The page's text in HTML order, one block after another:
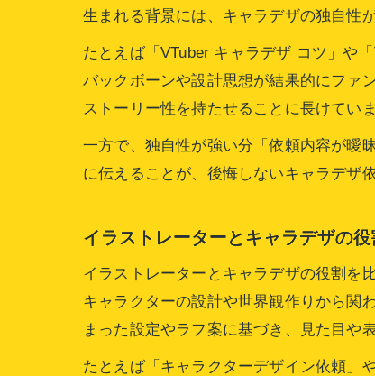
生まれる背景には、キャラデザの独自性
たとえば「VTuber キャラデザ コツ」や
バックボーンや設計思想が結果的にファ
ストーリー性を持たせることに長けていま
一方で、独自性が強い分「依頼内容が曖
に伝えることが、後悔しないキャラデザ
イラストレーターとキャラデザの
イラストレーターとキャラデザの役割を
キャラクターの設計や世界観作りから関
まった設定やラフ案に基づき、見た目や
たとえば「キャラクターデザイン依頼」